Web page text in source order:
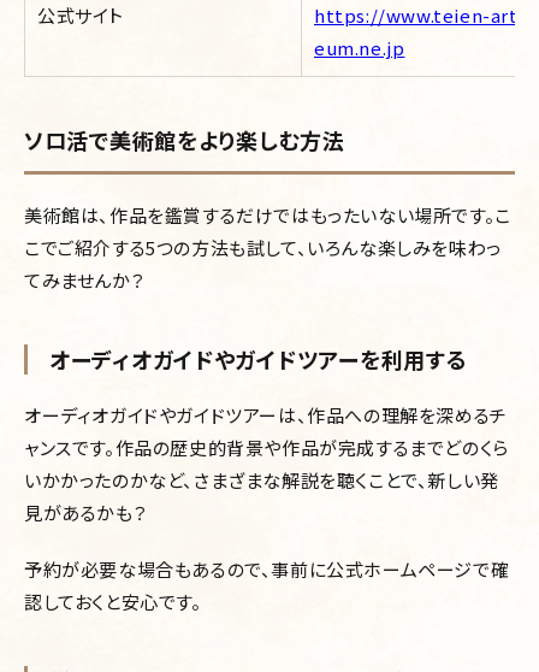
公式サイト
https://www.teien-art-
eum.ne.jp
ソロ活で美術館をより楽しむ方法
美術館は、作品を鑑賞するだけではもったいない場所です。こ
こでご紹介する5つの方法も試して、いろんな楽しみを味わっ
てみませんか？
オーディオガイドやガイドツアーを利用する
オーディオガイドやガイドツアーは、作品への理解を深めるチ
ャンスです。作品の歴史的背景や作品が完成するまでどのくら
いかかったのかなど、さまざまな解説を聴くことで、新しい発
見があるかも？
予約が必要な場合もあるので、事前に公式ホームページで確
認しておくと安心です。